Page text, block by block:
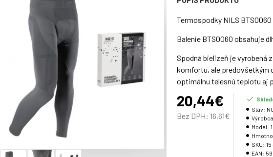
Termospodky NILS
Balenie BTS0060 obsahuje
Spodná bielizeň je vyrobená
komfortu, ale predovšetkým
optimálnu telesnú teplotu aj
prednej časti rozkroku,
Materiál: 92% polyamid, 2%
20,44€
Bez DPH: 16,61€
Stav:
Model:
SKU:
EAN: